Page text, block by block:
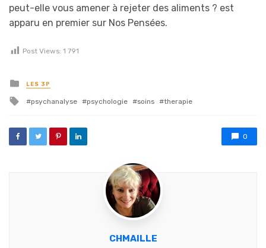
peut-elle vous amener à rejeter des aliments ? est
apparu en premier sur Nos Pensées.
Post Views: 1 791
Posted in
LES 3P
Tagged with
psychanalyse psychologie soins therapie
0
CHMAILLE